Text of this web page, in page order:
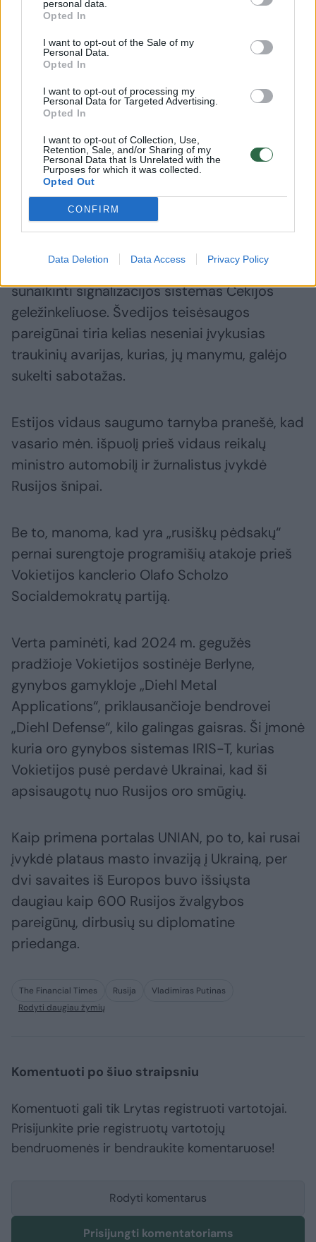
personal data.
Opted In
I want to opt-out of the Sale of my
Personal Data.
Opted In
I want to opt-out of processing my
Personal Data for Targeted Advertising.
Opted In
I want to opt-out of Collection, Use,
Retention, Sale, and/or Sharing of my
Personal Data that Is Unrelated with the
Purposes for which it was collected.
Opted Out
CONFIRM
Data Deletion Data Access Privacy Policy
vyresnysis tyrėjas mano, kad Rusijos
aktyvumas iš tiesų padidėjo. „Šiais tiksliniais
išpuoliais, kuriuos matėme iki šiol, žinoma,
siekiama sukelti neramumus, tačiau jie taip
pat gali būti naudojami dezinformacijai. Ir
tada Rusija iš šių išpuolių mokosi, jei nori iš
tiesų imobilizuoti Europą... Tai yra mokymas“,
– savo nuomone dalijosi ekspertas.
ministras pranešė, kad Rusija bandė
sunaikinti signalizacijos sistemas Čekijos
geležinkeliuose. Švedijos teisėsaugos
pareigūnai tiria kelias neseniai įvykusias
traukinių avarijas, kurias, jų manymu, galėjo
sukelti sabotažas.
Estijos vidaus saugumo tarnyba pranešė, kad
vasario mėn. išpuolį prieš vidaus reikalų
ministro automobilį ir žurnalistus įvykdė
Rusijos šnipai.
Be to, manoma, kad yra „rusiškų pėdsakų“
pernai surengtoje programišių atakoje prieš
Vokietijos kanclerio Olafo Scholzo
Socialdemokratų partiją.
Verta paminėti, kad 2024 m. gegužės
pradžioje Vokietijos sostinėje Berlyne,
gynybos gamykloje „Diehl Metal
Applications“, priklausančioje bendrovei
„Diehl Defense“, kilo galingas gaisras. Ši įmonė
kuria oro gynybos sistemas IRIS-T, kurias
Vokietijos pusė perdavė Ukrainai, kad ši
apsisaugotų nuo Rusijos oro smūgių.
Kaip primena portalas UNIAN, po to, kai rusai
įvykdė plataus masto invaziją į Ukrainą, per
dvi savaites iš Europos buvo išsiųsta
daugiau kaip 600 Rusijos žvalgybos
pareigūnų, dirbusių su diplomatine
priedanga.
The Financial Times Rusija
Vladimiras Putinas
Rodyti daugiau žymių
Komentuoti po šiuo straipsniu
Komentuoti gali tik Lrytas registruoti vartotojai.
Prisijunkite prie registruotų vartotojų
bendruomenės ir bendraukite komentaruose!
Rodyti komentarus
Prisijungti komentatoriams